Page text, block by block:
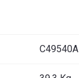
C49540A